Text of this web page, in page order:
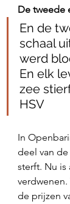
De tweede
En de
schaal
werd
En elk
zee
HSV
In
deel van
sterft. Nu is
de prijzen